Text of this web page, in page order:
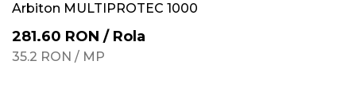
Arbiton MULTIPROTEC 1000
281.60 RON / Rola
35.2 RON / MP